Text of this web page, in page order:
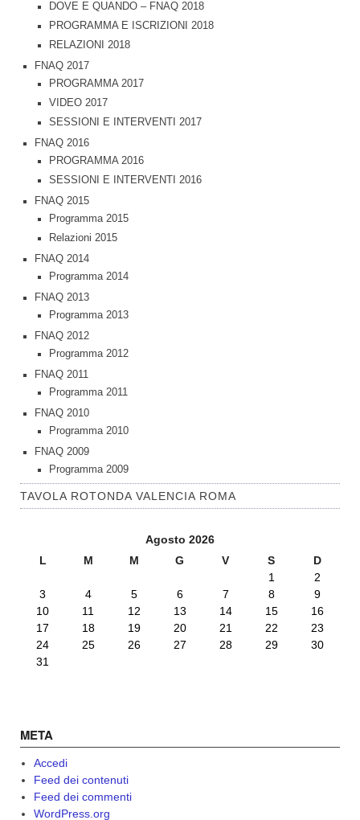
DOVE E QUANDO – FNAQ 2018
PROGRAMMA E ISCRIZIONI 2018
RELAZIONI 2018
FNAQ 2017
PROGRAMMA 2017
VIDEO 2017
SESSIONI E INTERVENTI 2017
FNAQ 2016
PROGRAMMA 2016
SESSIONI E INTERVENTI 2016
FNAQ 2015
Programma 2015
Relazioni 2015
FNAQ 2014
Programma 2014
FNAQ 2013
Programma 2013
FNAQ 2012
Programma 2012
FNAQ 2011
Programma 2011
FNAQ 2010
Programma 2010
FNAQ 2009
Programma 2009
TAVOLA ROTONDA VALENCIA ROMA
Agosto 2026
L
M M G V S
D
1
2
3
4 5 6 7 8
9
10
11 12 13 14 15
16
17
18 19 20 21 22
23
24
25 26 27 28 29
30
31
META
Accedi
Feed dei contenuti
Feed dei commenti
WordPress.org